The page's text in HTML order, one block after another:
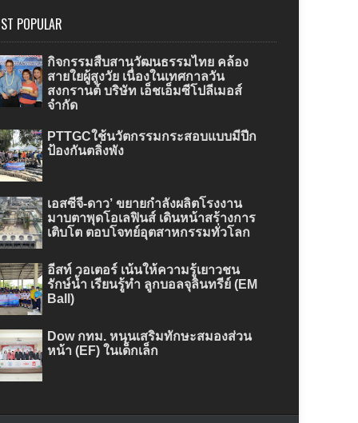
POPULAR
กิจกรรมสืบสานวัฒนธรรมไทย คล้อง
สายใยผู้สูงวัย เนื่องในเทศกาลวัน
สงกรานต์ บริษัท เอ็ชเอ็มซีโปลีเมอส์
จำกัด
PTTGCใช้นวัตกรรมกระสอบแบบมีปีก
ป้องกันตลิ่งพัง
เอสซีจี-ดาว’ ขยายกำลังผลิตโรงงาน
มาบตาพุดโอเลฟินส์ เดินหน้าสร้างการ
เติบโต ตอบโจทย์อุตสาหกรรมทั่วโลก
อีสท์ วอเตอร์ เน้นให้ความรู้เยาวชน
รักษ์น้ำ เรียนรู้ทำ ลูกบอลจุลินทรีย์ (EM
Ball)
Dow กทม. หนุนเสริมทักษะสมองส่วน
หน้า (EF) ในเด็กเล็ก